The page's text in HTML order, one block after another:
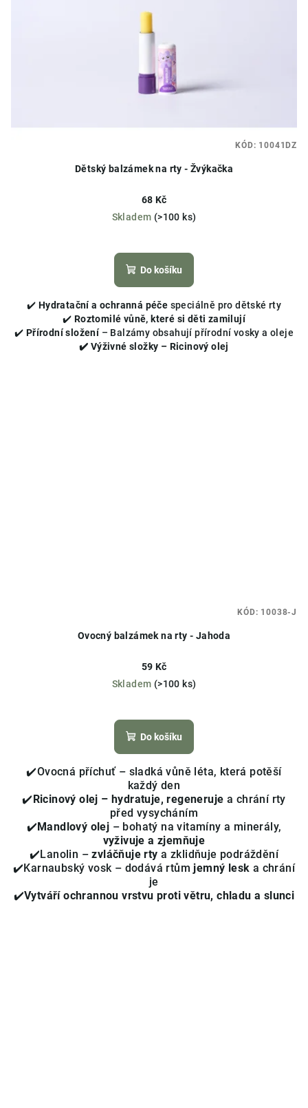
Dětský balzámek na rty - Žvýkačka
68 Kč
Skladem (>100 ks)
hodnocení
produktu
z
5
hvězdiček.
Do košíku
✔️ Hydratační a ochranná péče speciálně pro dětské rty
✔️ Roztomilé vůně, které si děti zamilují
✔️ Přírodní složení– Balzámy obsahují přírodní vosky a oleje
✔️ Výživné složky – Ricinový olej
KÓD: 10041DZ
Ovocný balzámek na rty - Jahoda
59 Kč
Skladem (>100 ks)
hodnocení
produktu
z
5
hvězdiček.
Do košíku
✔️Ovocná příchuť – sladká vůně léta, která potěší
každý den
✔️ Ricinový olej – hydratuje, regeneruje a chrání rty
před vysycháním
✔️ Mandlový olej – bohatý na vitamíny a minerály,
vyživuje a zjemňuje
✔️Lanolin – zvláčňuje rty a zklidňuje podráždění
✔️Karnaubský vosk – dodává rtůmjemný lesk a chrání
je
✔️Vytváří ochrannou vrstvu proti větru, chladu a slunci
KÓD: 10038-J